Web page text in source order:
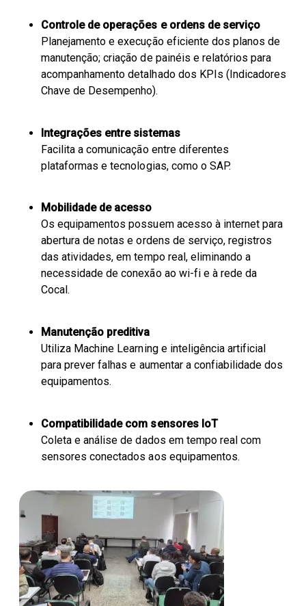
Controle de operações e ordens de serviço
Planejamento e execução eficiente dos planos de
manutenção; criação de painéis e relatórios para
acompanhamento detalhado dos KPIs (Indicadores
Chave de Desempenho).
Integrações entre sistemas
Facilita a comunicação entre diferentes
plataformas e tecnologias, como o SAP.
Mobilidade de acesso
Os equipamentos possuem acesso à internet para
abertura de notas e ordens de serviço, registros
das atividades, em tempo real, eliminando a
necessidade de conexão ao wi-fi e à rede da
Cocal.
Manutenção preditiva
Utiliza Machine Learning e inteligência artificial
para prever falhas e aumentar a confiabilidade dos
equipamentos.
Compatibilidade com sensores IoT
Coleta e análise de dados em tempo real com
sensores conectados aos equipamentos.